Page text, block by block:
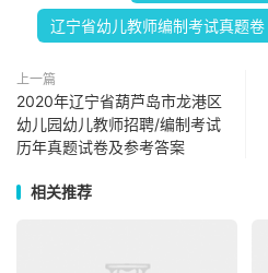
辽宁省幼儿教师编制考试真题卷
上一篇
2020年辽宁省葫芦岛市龙港区
幼儿园幼儿教师招聘/编制考试
历年真题试卷及参考答案
相关推荐